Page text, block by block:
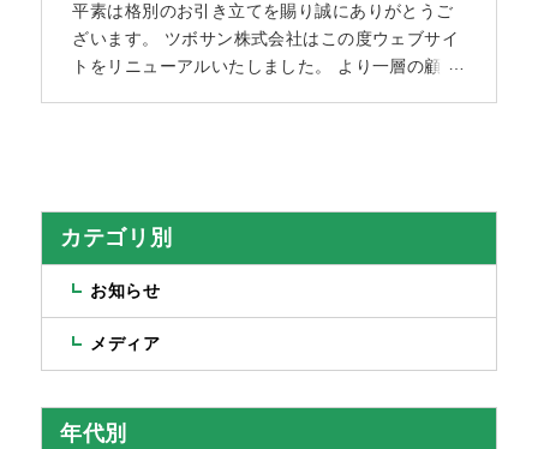
平素は格別のお引き立てを賜り誠にありがとうご
ざいます。 ツボサン株式会社はこの度ウェブサイ
トをリニューアルいたしました。 より一層の顧客
カテゴリ別
お知らせ
メディア
年代別